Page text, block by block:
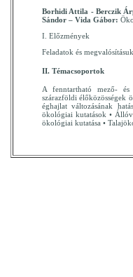
Borhidi Attila - Berczik
Sándor – Vida Gábor:
I. Előzmények
Feladatok és
II. Témacsoportok
A fenntartható mező- és
szárazföldi élőközösségek
éghajlat változásának
ökológiai kutatások •
ökológiai kutatása •